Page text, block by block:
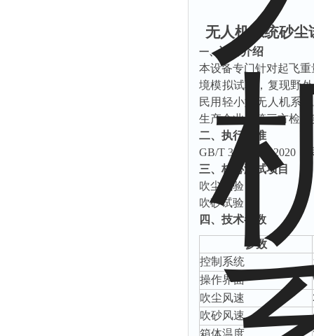
无人机系统砂尘
一、设备介绍
本设备专门针对起飞重
境模拟试验，复现野
民用轻小型无人机系
生产企业、第三方检
二、执行标准
GB/T 38924.10-2020
三、核心测试项目
吹尘试验
吹砂试验
四、技术参数
‌参数‌
控制系统
操作界面
吹尘风速
吹砂风速
箱体温度